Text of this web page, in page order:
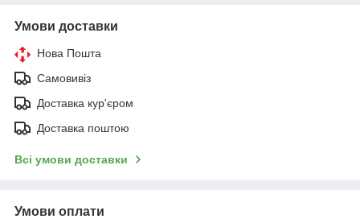
Умови доставки
Нова Пошта
Самовивіз
Доставка кур'єром
Доставка поштою
Всі умови доставки
Умови оплати